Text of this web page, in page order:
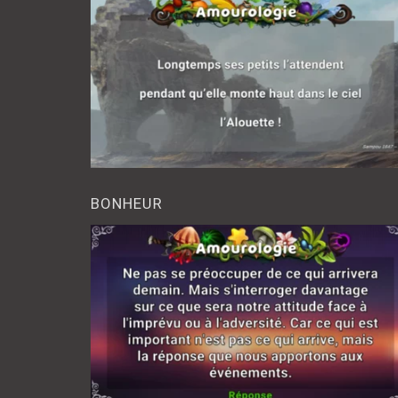
BONHEUR